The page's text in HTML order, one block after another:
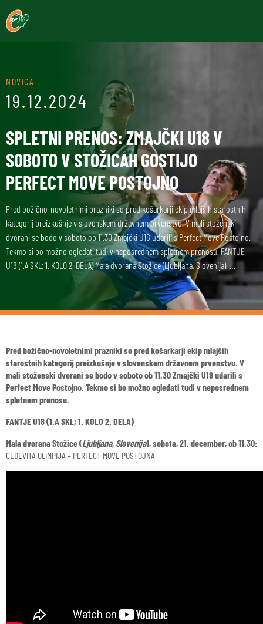
NOVICA
19.12.2024
SPLETNI PRENOS: ZMAJČKI U18 V
SOBOTO V STOŽICAH GOSTIJO
PERFECT MOVE POSTOJNO
Pred božično-novoletnimi prazniki so pred košarkarji ekip mlajših starostnih
kategorij preizkušnje v slovenskem državnem prvenstvu. V mali stoženski
dvorani se bodo v soboto ob 11.30 Zmajčki U18 udarili s Perfect Move Postojno.
Tekmo si bo možno ogledati tudi v neposrednem spletnem prenosu. FANTJE
U18 (1.A SKL; 1. KOLO 2. DELA) Mala dvorana Stožice (Ljubljana, Slovenija), …
Pred božično-novoletnimi prazniki so pred košarkarji ekip mlajših
starostnih kategorij preizkušnje v slovenskem državnem prvenstvu. V
mali stoženski dvorani se bodo v soboto ob 11.30 Zmajčki U18 udarili s
Perfect Move Postojno. Tekmo si bo možno ogledati tudi v neposrednem
spletnem prenosu.
FANTJE U18 (1.A SKL; 1. KOLO 2. DELA)
Mala dvorana Stožice (Ljubljana, Slovenija), sobota, 21. december, ob 11.30:
CEDEVITA OLIMPIJA – PERFECT MOVE POSTOJNA